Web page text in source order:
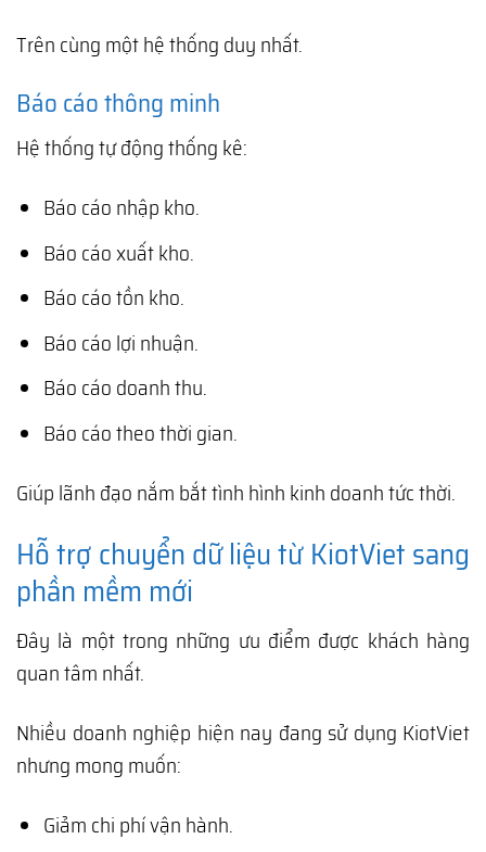
Trên cùng một hệ thống duy nhất.
Báo cáo thông minh
Hệ thống tự động thống kê:
Báo cáo nhập kho.
Báo cáo xuất kho.
Báo cáo tồn kho.
Báo cáo lợi nhuận.
Báo cáo doanh thu.
Báo cáo theo thời gian.
Giúp lãnh đạo nắm bắt tình hình kinh doanh tức thời.
Hỗ trợ chuyển dữ liệu từ KiotViet sang
phần mềm mới
Đây là một trong những ưu điểm được khách hàng
quan tâm nhất.
Nhiều doanh nghiệp hiện nay đang sử dụng KiotViet
nhưng mong muốn:
Giảm chi phí vận hành.